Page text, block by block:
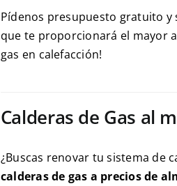
Pídenos presupuesto gratuito
que te proporcionará el mayor
gas en calefacción!
Calderas de Gas al
¿Buscas renovar tu sistema de
calderas de gas a precios de